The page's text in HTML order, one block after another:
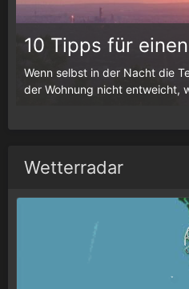
10 Tipps für
Wenn selbst in der Nacht die
der Wohnung nicht entweicht,
Wetterradar